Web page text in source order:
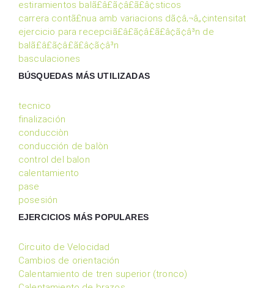
estiramientos balã£â£ã¢â£ã£â¢sticos
carrera contã£nua amb variacions dã¢â‚¬â„¢intensitat
ejercicio para recepciã£â£ã¢â£ã£â¢ã¢â³n de
balã£â£ã¢â£ã£â¢ã¢â³n
basculaciones
BÚSQUEDAS MÁS UTILIZADAS
tecnico
finalización
conducciòn
conducción de balòn
control del balon
calentamiento
pase
posesión
EJERCICIOS MÁS POPULARES
Circuito de Velocidad
Cambios de orientación
Calentamiento de tren superior (tronco)